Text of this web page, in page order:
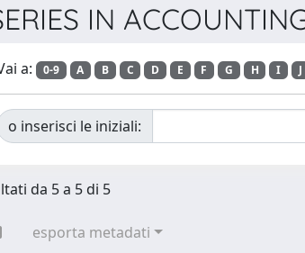
IN
a: 0-9 A B C D E F G H I J
o inserisci le iniziali:
da 5 a 5 di 5
esporta metadati